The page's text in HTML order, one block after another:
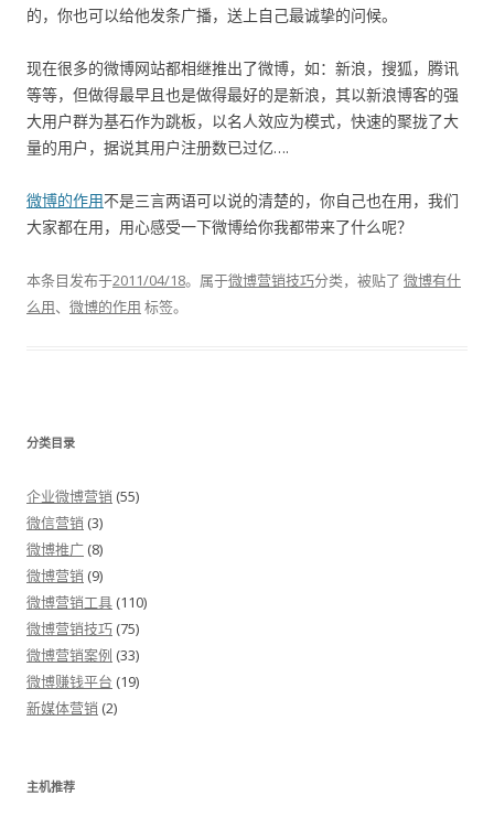
的，你也可以给他发条广播，送上自己最诚挚的问候。
现在很多的微博网站都相继推出了微博，如：新浪，搜狐，腾讯
等等，但做得最早且也是做得最好的是新浪，其以新浪博客的强
大用户群为基石作为跳板，以名人效应为模式，快速的聚拢了大
量的用户，据说其用户注册数已过亿….
微博的作用不是三言两语可以说的清楚的，你自己也在用，我们
大家都在用，用心感受一下微博给你我都带来了什么呢？
本条目发布于2011/04/18。属于微博营销技巧分类，被贴了 微博有什
么用、 微博的作用 标签。
分类目录
企业微博营销 (55)
微信营销 (3)
微博推广 (8)
微博营销 (9)
微博营销工具 (110)
微博营销技巧 (75)
微博营销案例 (33)
微博赚钱平台 (19)
新媒体营销 (2)
主机推荐